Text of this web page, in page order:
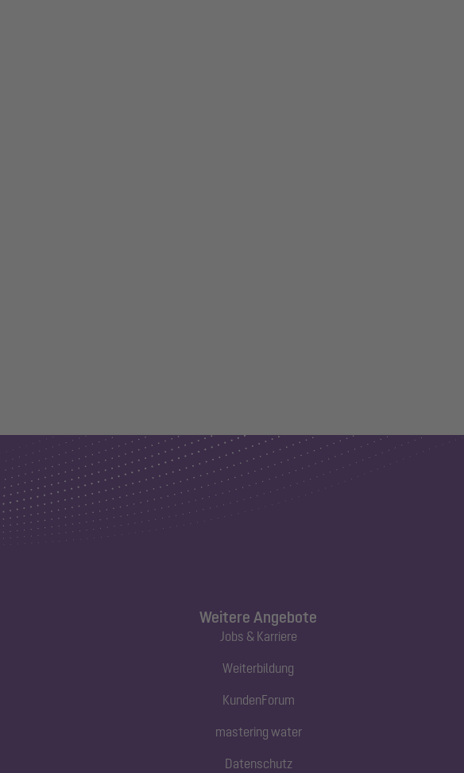
Weitere Angebote
Jobs & Karriere
Weiterbildung
KundenForum
mastering water
Datenschutz